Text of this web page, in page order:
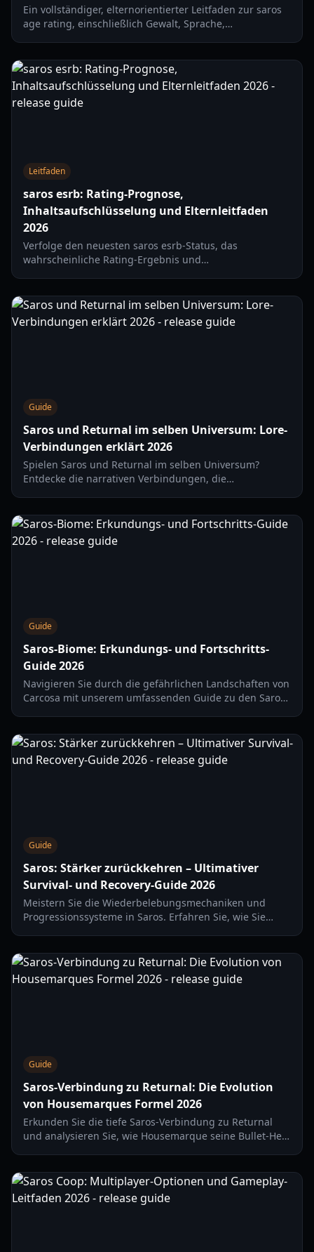
Ein vollständiger, elternorientierter Leitfaden zur saros
age rating, einschließlich Gewalt, Sprache,
Leitfaden
saros esrb: Rating-Prognose,
Inhaltsaufschlüsselung und Elternleitfaden
2026
Verfolge den neuesten saros esrb-Status, das
wahrscheinliche Rating-Ergebnis und
Guide
Saros und Returnal im selben Universum: Lore-
Verbindungen erklärt 2026
Spielen Saros und Returnal im selben Universum?
Entdecke die narrativen Verbindungen, die
Guide
Saros-Biome: Erkundungs- und Fortschritts-
Guide 2026
Navigieren Sie durch die gefährlichen Landschaften von
Carcosa mit unserem umfassenden Guide zu den Saros-
Guide
Saros: Stärker zurückkehren – Ultimativer
Survival- und Recovery-Guide 2026
Meistern Sie die Wiederbelebungsmechaniken und
Progressionssysteme in Saros. Erfahren Sie, wie Sie
Guide
Saros-Verbindung zu Returnal: Die Evolution
von Housemarques Formel 2026
Erkunden Sie die tiefe Saros-Verbindung zu Returnal
und analysieren Sie, wie Housemarque seine Bullet-Hell-